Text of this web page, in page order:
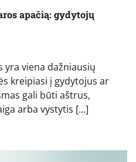
apačią: gydytojų
yra viena dažniausių
kreipiasi į gydytojus ar
gali būti aštrus,
arba vystytis […]